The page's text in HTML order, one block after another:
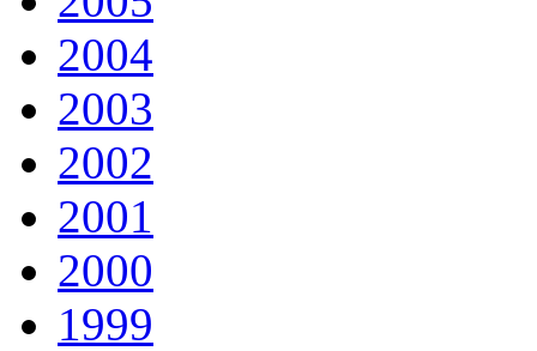
2004
2003
2002
2001
2000
1999